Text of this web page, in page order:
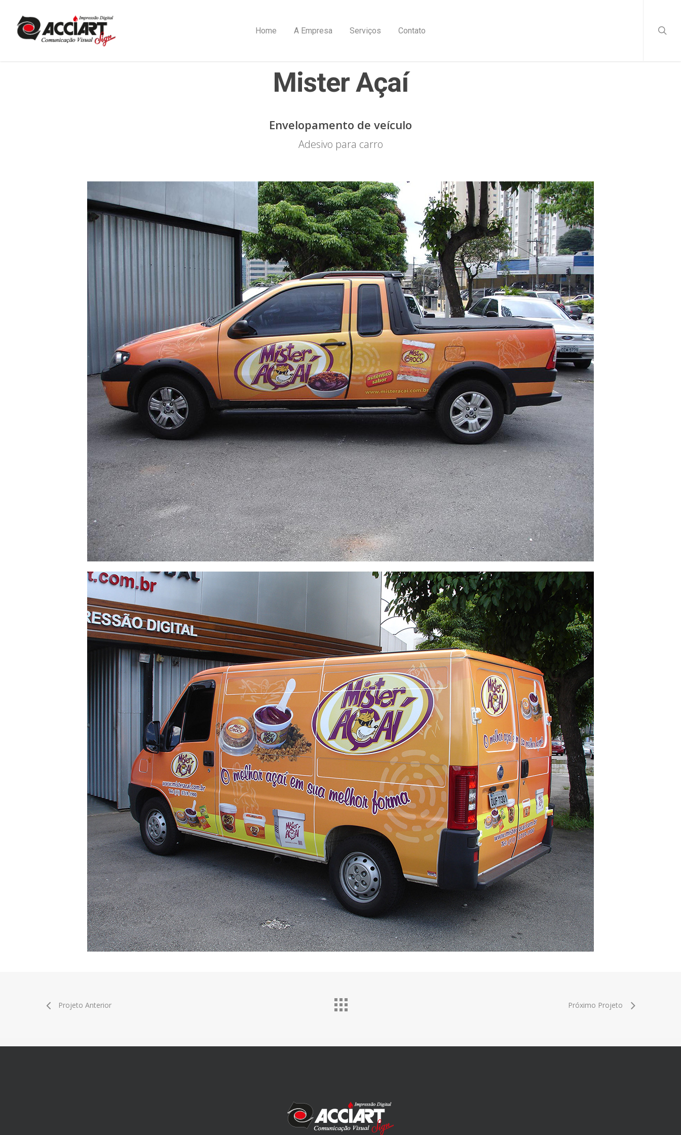
Home A Empresa Serviços Contato
Mister Açaí
Envelopamento de veículo
Adesivo para carro
Projeto Anterior Próximo Projeto